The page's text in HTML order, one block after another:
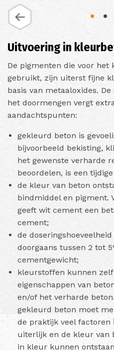
Uitvoering in
De pigmenten die voor het
gebruikt, zijn uiterst fijne
basis van metaaloxides.
het doormengen vergt
aandachtspunten:
gekleurd beton is
bijvoorbeeld bekisting,
het gewenste verharde
beoordelen, is een
de kleur van beton
bindmiddel en pigment.
geeft wit cement een
cement;
de
doorgaans tussen 2 tot
cementgewicht;
kleurstoffen kunnen
eigenschappen van
en/of het verharde
gekleurd beton moet
de praktijk veel factoren
uiterlijk en de kleur van
in kleur kunnen